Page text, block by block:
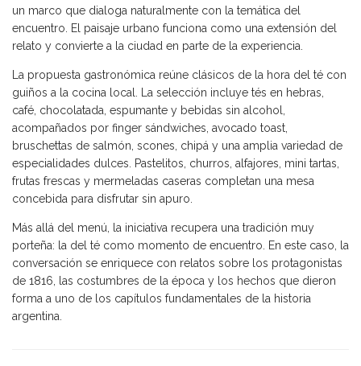
un marco que dialoga naturalmente con la temática del
encuentro. El paisaje urbano funciona como una extensión del
relato y convierte a la ciudad en parte de la experiencia.
La propuesta gastronómica reúne clásicos de la hora del té con
guiños a la cocina local. La selección incluye tés en hebras,
café, chocolatada, espumante y bebidas sin alcohol,
acompañados por finger sándwiches, avocado toast,
bruschettas de salmón, scones, chipá y una amplia variedad de
especialidades dulces. Pastelitos, churros, alfajores, mini tartas,
frutas frescas y mermeladas caseras completan una mesa
concebida para disfrutar sin apuro.
Más allá del menú, la iniciativa recupera una tradición muy
porteña: la del té como momento de encuentro. En este caso, la
conversación se enriquece con relatos sobre los protagonistas
de 1816, las costumbres de la época y los hechos que dieron
forma a uno de los capítulos fundamentales de la historia
argentina.